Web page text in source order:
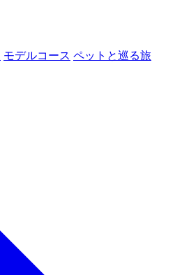
モデルコース ペットと巡る旅